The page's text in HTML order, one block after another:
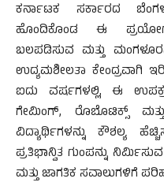
ಕರ್ನಾಟಕ ಸರ್ಕಾರದ
ಹೊಂದಿಕೊಂಡ ಈ
ಬಲಪಡಿಸುವ ಮತ್ತು
ಉದ್ಯಮಶೀಲತಾ ಕೇಂದ್ರವಾಗಿ
ಐದು ವರ್ಷಗಳಲ್ಲಿ, ಈ
ಗೇಮಿಂಗ್, ರೊಬೊಟಿಕ್ಸ್
ವಿದ್ಯಾರ್ಥಿಗಳನ್ನು ಕೌಶಲ್ಯ
ಪ್ರತಿಭಾನ್ವಿತ ಗುಂಪನ್ನು
ಮತ್ತು ಜಾಗತಿಕ ಸವಾಲುಗಳಿಗೆ